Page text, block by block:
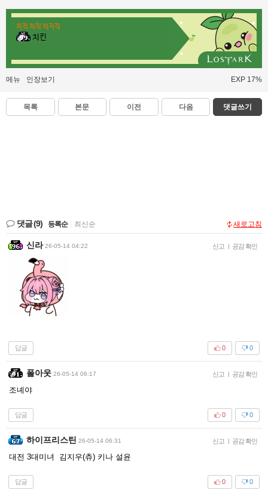
치직 치직 치지직
치킨
메뉴 인장보기 EXP 17%
목록 본문 이전 다음 댓글쓰기
댓글(9) 등록순 최신순 새로고침
신라 26-05-14 04:22 신고 | 공감 확인
답글 0
0
폴아웃 26-05-14 06:17 신고 | 공감 확인
조녜야
답글 0
0
하이프리스틴 26-05-14 06:31 신고 | 공감 확인
대전 3대미녀 김지우(츄) 키나 설윤
답글 0
0